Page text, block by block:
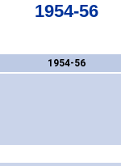
1954-56
1954-56